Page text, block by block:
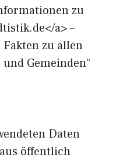
zu
a> –
zu allen
Gemeinden“
Daten
öffentlich